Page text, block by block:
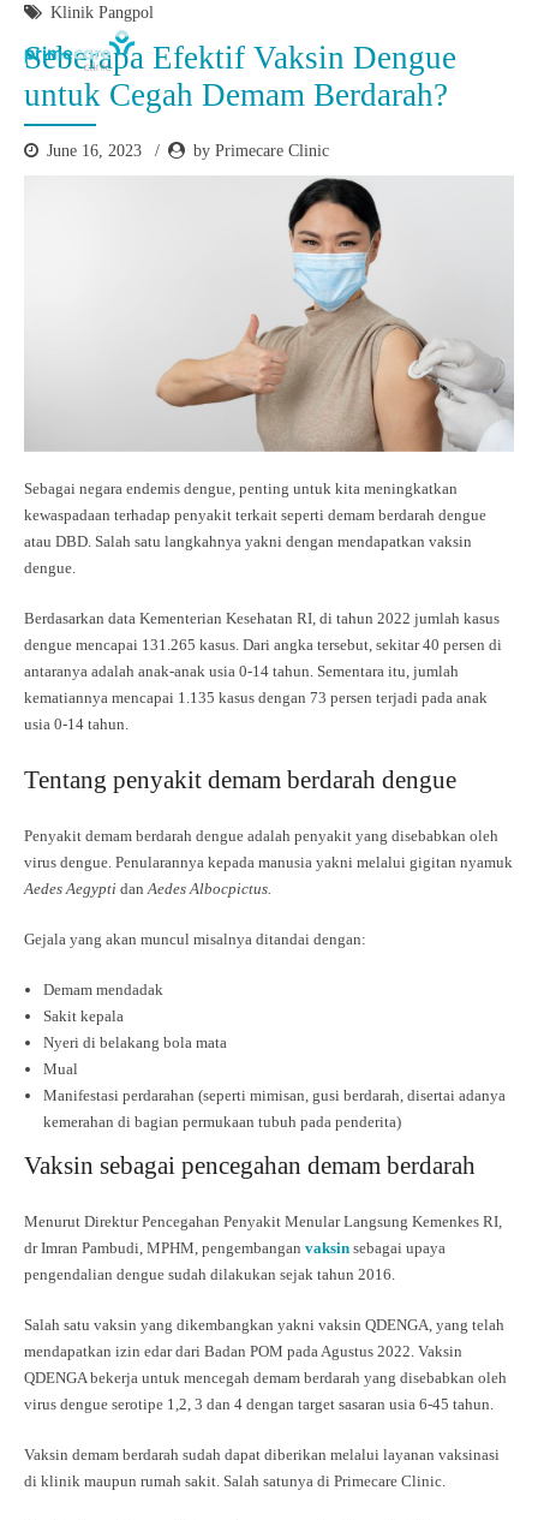
Klinik Pangpol
Seberapa Efektif Vaksin Dengue
untuk Cegah Demam Berdarah?
June 16, 2023 by Primecare Clinic
Sebagai negara endemis dengue, penting untuk kita meningkatkan
kewaspadaan terhadap penyakit terkait seperti demam berdarah dengue
atau DBD. Salah satu langkahnya yakni dengan mendapatkan vaksin
dengue.
Berdasarkan data Kementerian Kesehatan RI, di tahun 2022 jumlah kasus
dengue mencapai 131.265 kasus. Dari angka tersebut, sekitar 40 persen di
antaranya adalah anak-anak usia 0-14 tahun. Sementara itu, jumlah
kematiannya mencapai 1.135 kasus dengan 73 persen terjadi pada anak
usia 0-14 tahun.
Tentang penyakit demam berdarah dengue
Penyakit demam berdarah dengue adalah penyakit yang disebabkan oleh
virus dengue. Penularannya kepada manusia yakni melalui gigitan nyamuk
Aedes Aegypti dan Aedes Albocpictus.
Gejala yang akan muncul misalnya ditandai dengan:
Demam mendadak
Sakit kepala
Nyeri di belakang bola mata
Mual
Manifestasi perdarahan (seperti mimisan, gusi berdarah, disertai adanya
kemerahan di bagian permukaan tubuh pada penderita)
Vaksin sebagai pencegahan demam berdarah
Menurut Direktur Pencegahan Penyakit Menular Langsung Kemenkes RI,
dr Imran Pambudi, MPHM, pengembangan vaksin sebagai upaya
pengendalian dengue sudah dilakukan sejak tahun 2016.
Salah satu vaksin yang dikembangkan yakni vaksin QDENGA, yang telah
mendapatkan izin edar dari Badan POM pada Agustus 2022. Vaksin
QDENGA bekerja untuk mencegah demam berdarah yang disebabkan oleh
virus dengue serotipe 1,2, 3 dan 4 dengan target sasaran usia 6-45 tahun.
Vaksin demam berdarah sudah dapat diberikan melalui layanan vaksinasi
di klinik maupun rumah sakit. Salah satunya di Primecare Clinic.